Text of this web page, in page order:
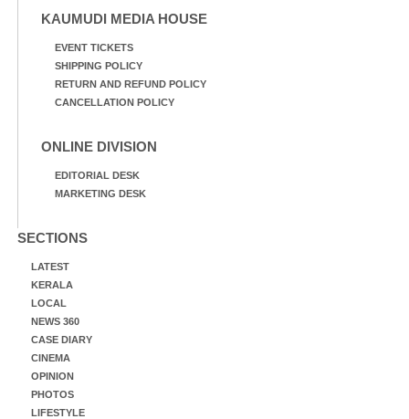
KAUMUDI MEDIA HOUSE
EVENT TICKETS
SHIPPING POLICY
RETURN AND REFUND POLICY
CANCELLATION POLICY
ONLINE DIVISION
EDITORIAL DESK
MARKETING DESK
SECTIONS
LATEST
KERALA
LOCAL
NEWS 360
CASE DIARY
CINEMA
OPINION
PHOTOS
LIFESTYLE